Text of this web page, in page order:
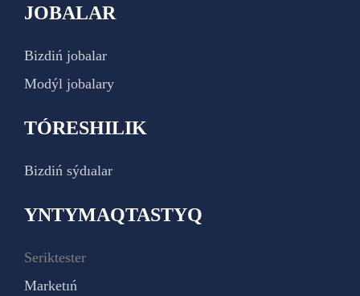
JOBALAR
Bizdiń jobalar
Modýl jobalary
TÓRESHILIK
Bizdiń sýdıalar
YNTYMAQTASTYQ
Seriktester
Marketıń